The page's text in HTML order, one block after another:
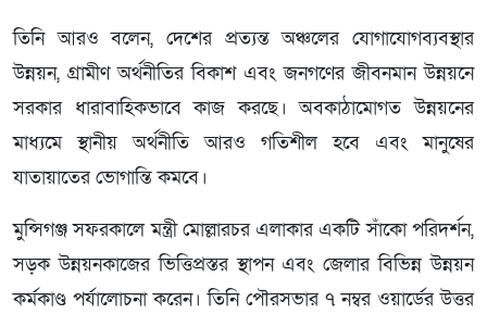
তিনি আরও বলেন, দেশের প্রত্যন্ত অঞ্চলের যোগাযোগব্যবস্থার
উন্নয়ন, গ্রামীণ অর্থনীতির বিকাশ এবং জনগণের জীবনমান উন্নয়নে
সরকার ধারাবাহিকভাবে কাজ করছে। অবকাঠামোগত উন্নয়নের
মাধ্যমে স্থানীয় অর্থনীতি আরও গতিশীল হবে এবং মানুষের
যাতায়াতের ভোগান্তি কমবে।
মুন্সিগঞ্জ সফরকালে মন্ত্রী মোল্লারচর এলাকার একটি সাঁকো পরিদর্শন,
সড়ক উন্নয়নকাজের ভিত্তিপ্রস্তর স্থাপন এবং জেলার বিভিন্ন উন্নয়ন
কর্মকাণ্ড পর্যালোচনা করেন। তিনি পৌরসভার ৭ নম্বর ওয়ার্ডের উত্তর